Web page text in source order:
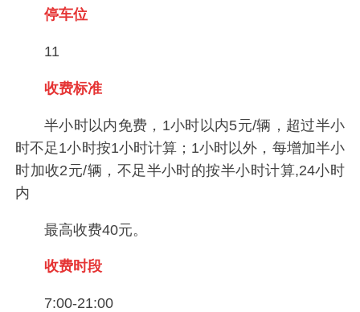
停车位
11
收费标准
半小时以内免费，1小时以内5元/辆，超过半小
时不足1小时按1小时计算；1小时以外，每增加半小
时加收2元/辆，不足半小时的按半小时计算,24小时
内
最高收费40元。
收费时段
7:00-21:00